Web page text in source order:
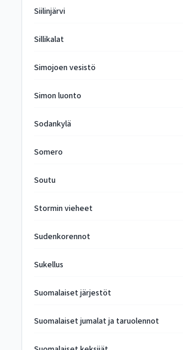
Siilinjärvi
Sillikalat
Simojoen vesistö
Simon luonto
Sodankylä
Somero
Soutu
Stormin vieheet
Sudenkorennot
Sukellus
Suomalaiset järjestöt
Suomalaiset jumalat ja taruolennot